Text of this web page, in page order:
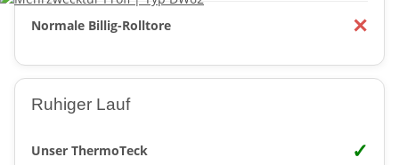
Normale Billig-Rolltore ✕
Ruhiger Lauf
Unser ThermoTeck ✓